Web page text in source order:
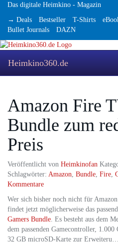
Skip
main
content
Das digitale Heimkino - Magazin
→ Deals
Bestseller T-Shirts
Bullet Journals
DAZN
Heimkino360.de
Amazon Fire
Bundle zum
Preis
Veröffentlicht von Heimkinofan
Schlagwörter: Amazon, Bundle, Fire,
Kommentare
Wer sich bisher noch nicht für
findet jetzt möglicherweise das
Gamers Bundle. Es besteht aus dem
dem passenden Gamecontroller,
32 GB microSD-Karte zur Erweiteru…